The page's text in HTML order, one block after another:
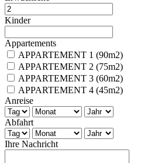
Kinder
Appartements
APPARTEMENT 1 (90m2)
APPARTEMENT 2 (75m2)
APPARTEMENT 3 (60m2)
APPARTEMENT 4 (45m2)
Anreise
Abfahrt
Ihre Nachricht